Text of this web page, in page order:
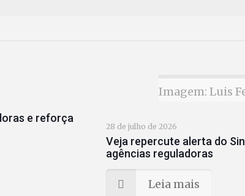
e reforça
Imagem: Luis
28 de julho de 2026
Veja repercute alerta do
agências reguladoras
Leia mais